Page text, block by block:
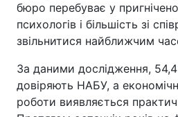
бюро перебуває у
психологів і більшість зі
звільнитися найближчим
За даними дослідження,
довіряють НАБУ, а
роботи виявляється